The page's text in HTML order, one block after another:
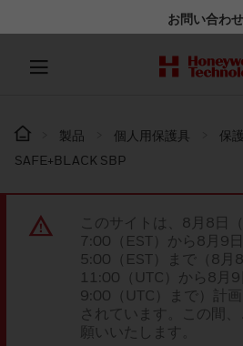
お問い合わせ
製品 個人用保護具 保
SAFE+BLACK SBP
このサイトは、8月8日
7:00（EST）から8月9
5:00（EST）まで（8月
11:00（UTC）から8月9
9:00（UTC）まで）計
されています。この間
願いいたします。